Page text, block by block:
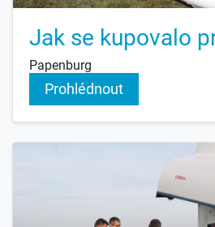
Jak se kupovalo
Papenburg
Prohlédnout